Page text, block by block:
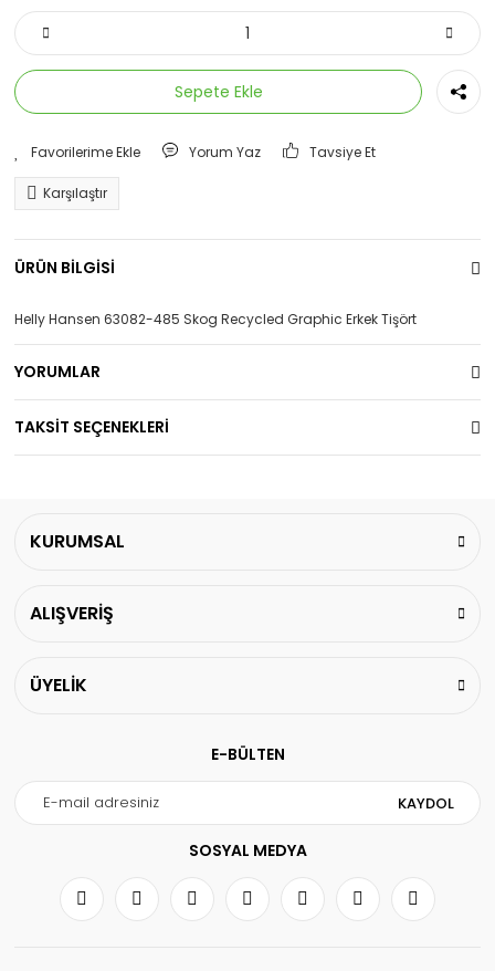
Sepete Ekle
Yorum Yaz Tavsiye Et
Karşılaştır
ÜRÜN BİLGİSİ
Helly Hansen 63082-485 Skog Recycled Graphic Erkek Tişört
YORUMLAR
TAKSİT SEÇENEKLERİ
KURUMSAL
ALIŞVERİŞ
ÜYELİK
E-BÜLTEN
KAYDOL
SOSYAL MEDYA